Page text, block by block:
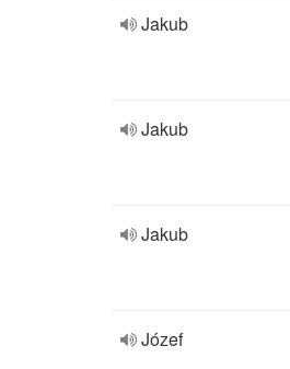
Jakub
Jakub
Jakub
Józef